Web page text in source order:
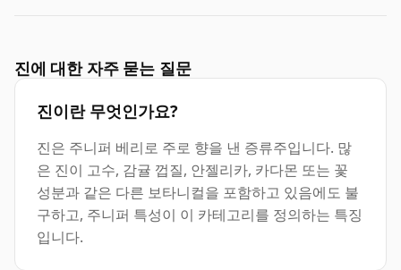
진에 대한 자주 묻는 질문
진이란 무엇인가요?
진은 주니퍼 베리로 주로 향을 낸 증류주입니다. 많
은 진이 고수, 감귤 껍질, 안젤리카, 카다몬 또는 꽃
성분과 같은 다른 보타니컬을 포함하고 있음에도 불
구하고, 주니퍼 특성이 이 카테고리를 정의하는 특징
입니다.